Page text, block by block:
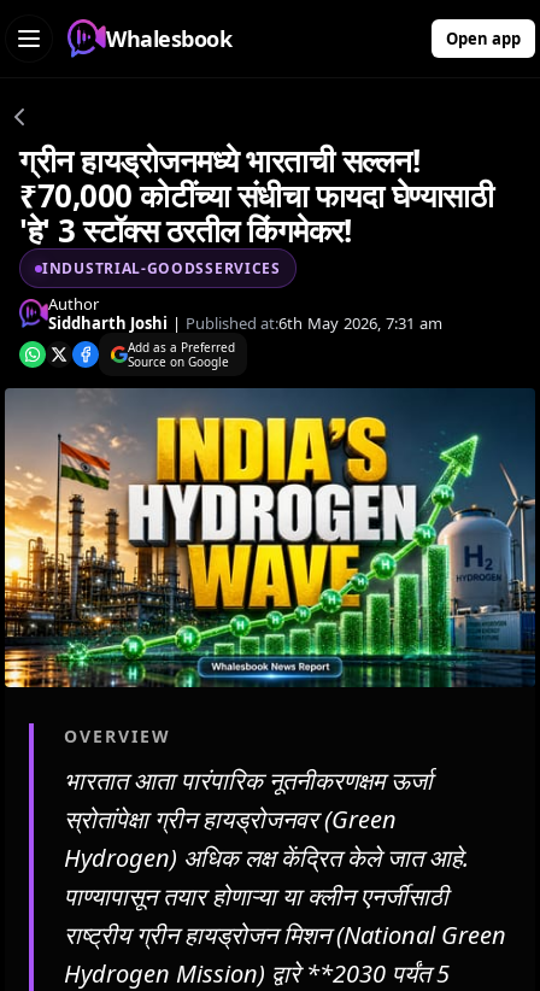
Whalesbook Open app
ग्रीन हायड्रोजनमध्ये भारताची सल्लन!
₹70,000 कोटींच्या संधीचा फायदा घेण्यासाठी
'हे' 3 स्टॉक्स ठरतील किंगमेकर!
INDUSTRIAL-GOODSSERVICES
Author
Siddharth Joshi | Published at:6th May 2026, 7:31 am
Add as a Preferred
Source on Google
OVERVIEW
भारतात आता पारंपारिक नूतनीकरणक्षम ऊर्जा
स्रोतांपेक्षा ग्रीन हायड्रोजनवर (Green
Hydrogen) अधिक लक्ष केंद्रित केले जात आहे.
पाण्यापासून तयार होणाऱ्या या क्लीन एनर्जीसाठी
राष्ट्रीय ग्रीन हायड्रोजन मिशन (National Green
Hydrogen Mission) द्वारे **2030 पर्यंत 5